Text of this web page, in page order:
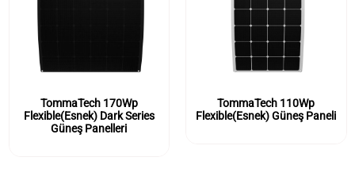
TommaTech 170Wp
Flexible(Esnek) Dark Series
Güneş Panelleri
TommaTech 110Wp
Flexible(Esnek) Güneş Paneli